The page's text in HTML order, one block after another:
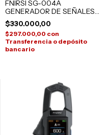
FNIRSI SG-004A
GENERADOR DE SEÑALES
MULTIFUNCIONAL
$330.000,00
$297.000,00 con
Transferencia o depósito
bancario